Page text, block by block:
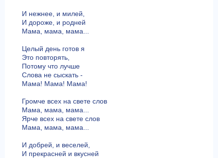
И нежнее, и милей,
И дороже, и родней
Мама, мама, мама...
Целый день готов я
Это повторять,
Потому что лучше
Слова не сыскать -
Мама! Мама! Мама!
Громче всех на свете слов
Мама, мама, мама...
Ярче всех на свете слов
Мама, мама, мама...
И добрей, и веселей,
И прекрасней и вкусней